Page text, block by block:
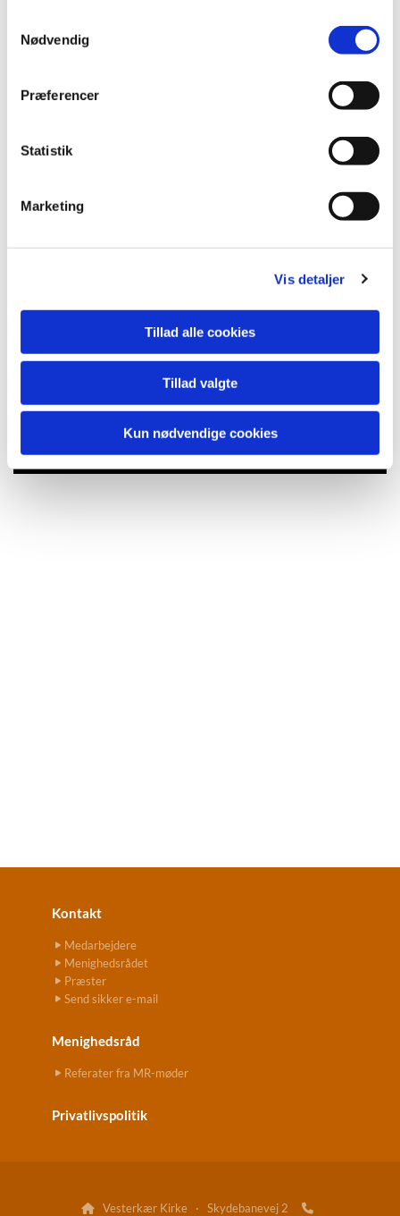
Nødvendig
Præferencer
Statistik
Marketing
Vis detaljer
Tillad alle cookies
Tillad valgte
Kun nødvendige cookies
Du vil måske også kunne lide...
Kontakt
Medarbejdere
Menighedsrådet
Præster
Send sikker e-mail
Menighedsråd
Referater fra MR-møder
Privatlivspolitik
 Vesterkær Kirke · Skydebanevej 2 